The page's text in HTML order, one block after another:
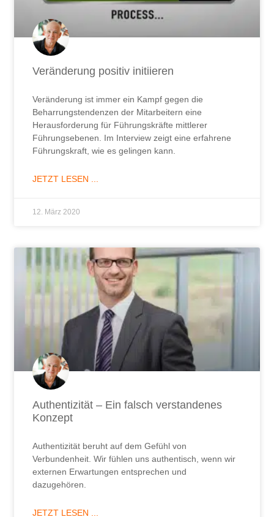
Veränderung positiv initiieren
Veränderung ist immer ein Kampf gegen die
Beharrungstendenzen der Mitarbeitern eine
Herausforderung für Führungskräfte mittlerer
Führungsebenen. Im Interview zeigt eine erfahrene
Führungskraft, wie es gelingen kann.
JETZT LESEN ...
12. März 2020
Authentizität – Ein falsch verstandenes
Konzept
Authentizität beruht auf dem Gefühl von
Verbundenheit. Wir fühlen uns authentisch, wenn wir
externen Erwartungen entsprechen und
dazugehören.
JETZT LESEN ...